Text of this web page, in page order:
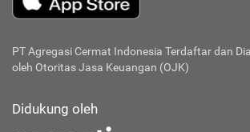
PT Agregasi Cermat Indonesia Terdaftar dan
oleh Otoritas Jasa Keuangan (OJK)
Didukung oleh